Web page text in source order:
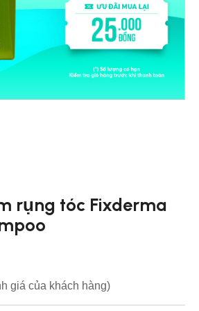
rụng tóc Fixderma
giá của khách hàng)